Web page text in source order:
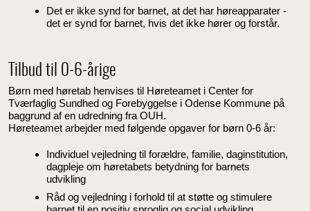
Det er ikke synd for barnet, at det har høreapparater -
det er synd for barnet, hvis det ikke hører og forstår.
Tilbud til 0-6-årige
Børn med høretab henvises til Høreteamet i Center for
Tværfaglig Sundhed og Forebyggelse i Odense Kommune på
baggrund af en udredning fra OUH.
Høreteamet arbejder med følgende opgaver for børn 0-6 år:
Individuel vejledning til forældre, familie, daginstitution,
dagpleje om høretabets betydning for barnets
udvikling
Råd og vejledning i forhold til at støtte og stimulere